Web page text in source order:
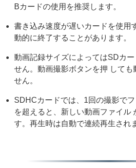
Bカードの使用を推奨します。
書き込み速度が遅いカードを使用
動的に終了することがあります。
動画記録サイズによってはSDカ
せん。動画撮影ボタンを押 しても
せん。
SDHCカードでは、1回の撮影で
を超えると、新しい動画ファイル
す。再生時は自動で連続再生され